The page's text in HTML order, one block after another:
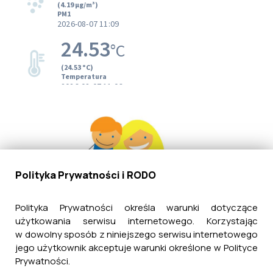
Polityka Prywatności i RODO
Polityka Prywatności określa warunki dotyczące
użytkowania serwisu internetowego. Korzystając
w dowolny sposób z niniejszego serwisu internetowego
jego użytkownik akceptuje warunki określone w Polityce
Prywatności.